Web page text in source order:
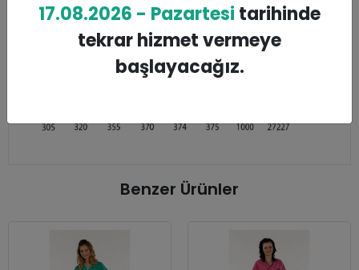
Benzer Ürünler
17.08.2026 - Pazartesi tarihinde
tekrar hizmet vermeye
başlayacağız.